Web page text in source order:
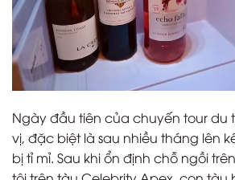
Ngày đầu tiên của chuyến tour du
vị, đặc biệt là sau nhiều tháng lên
bị tỉ mỉ. Sau khi ổn định chỗ ngồi